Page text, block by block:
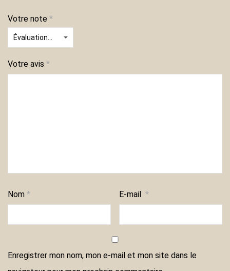
Votre note *
Votre avis *
Nom * E-mail*
Enregistrer mon nom, mon e-mail et mon site dans le